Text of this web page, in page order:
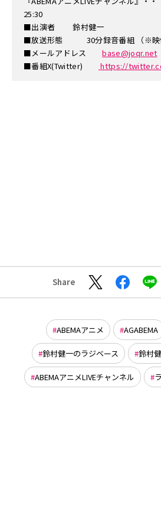
25:30
■出演者 鈴村健一
■放送形態 30分録音番組 （※映像
■メールアドレスbase@joqr.net
■番組X(Twitter)
https://
Share
ABEMAアニメ AGABEMA
鈴村健一のラジベース 鈴村
ABEMAアニメLIVEチャンネル